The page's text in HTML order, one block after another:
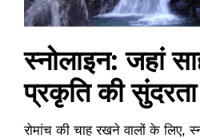
स्नोलाइन: जहां
प्रकृति की
रोमांच की चाह रखने वालों के लिए,